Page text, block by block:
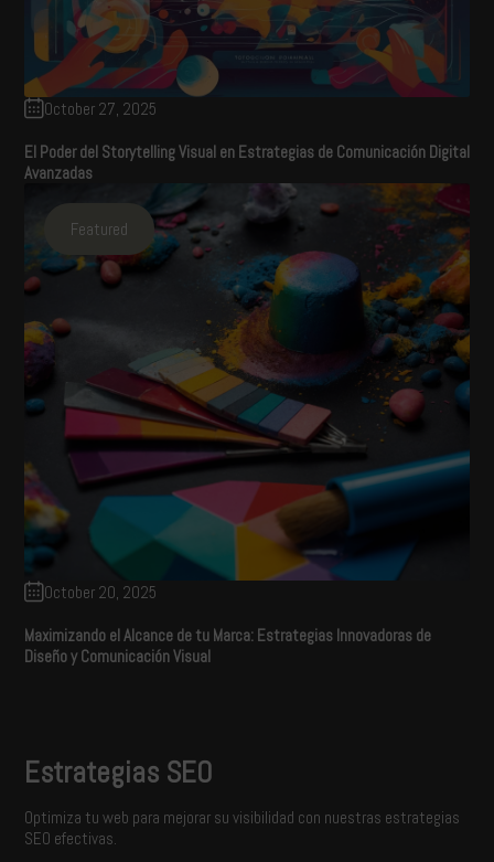
October 27, 2025
El Poder del Storytelling Visual en Estrategias de Comunicación Digital
Avanzadas
Featured
October 20, 2025
Maximizando el Alcance de tu Marca: Estrategias Innovadoras de
Diseño y Comunicación Visual
Estrategias SEO
Optimiza tu web para mejorar su visibilidad con nuestras estrategias
SEO efectivas.